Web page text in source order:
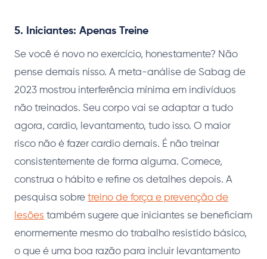
5. Iniciantes: Apenas Treine
Se você é novo no exercício, honestamente? Não
pense demais nisso. A meta-análise de Sabag de
2023 mostrou interferência mínima em indivíduos
não treinados. Seu corpo vai se adaptar a tudo
agora, cardio, levantamento, tudo isso. O maior
risco não é fazer cardio demais. É não treinar
consistentemente de forma alguma. Comece,
construa o hábito e refine os detalhes depois. A
pesquisa sobre treino de força e prevenção de
lesões também sugere que iniciantes se beneficiam
enormemente mesmo do trabalho resistido básico,
o que é uma boa razão para incluir levantamento